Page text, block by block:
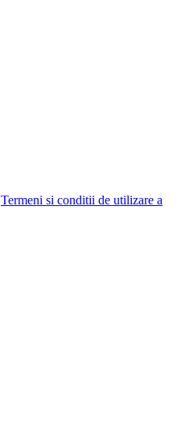
Termeni si conditii de utilizare a